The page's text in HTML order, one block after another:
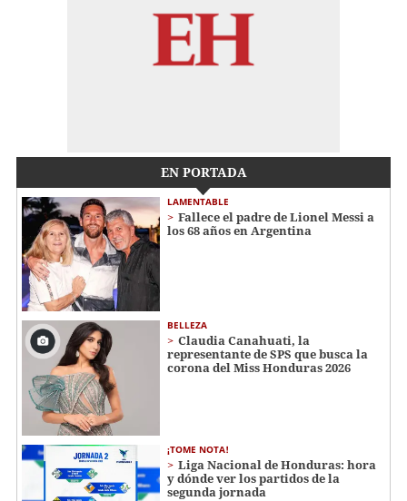
EN PORTADA
LAMENTABLE
Fallece el padre de Lionel Messi a
los 68 años en Argentina
BELLEZA
Claudia Canahuati, la
representante de SPS que busca la
corona del Miss Honduras 2026
¡TOME NOTA!
Liga Nacional de Honduras: hora
y dónde ver los partidos de la
segunda jornada